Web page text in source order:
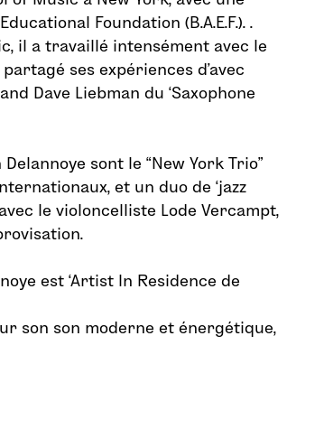
Foundation (B.A.E.F.). .
il a travaillé intensément avec le
ses expériences d’avec
Dave Liebman du ‘Saxophone
sont le “New York Trio”
et un duo de ‘jazz
le violoncelliste Lode Vercampt,
est ‘Artist In Residence de
son son moderne et énergétique,